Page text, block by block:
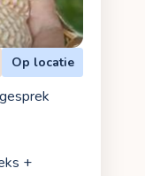
Op locatie
+